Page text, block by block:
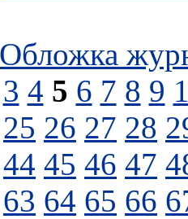
Обложка
3 4 5 6 7 8 9
25 26 27 28
44 45 46 47
63 64 65 66